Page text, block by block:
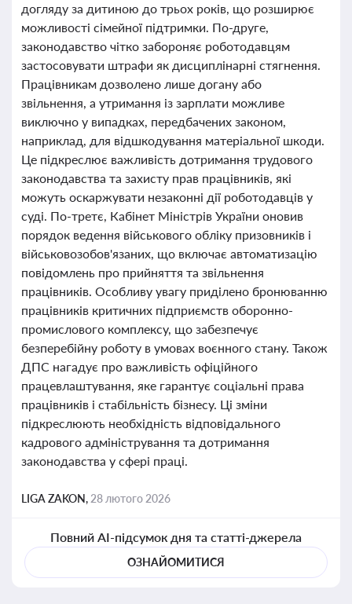
догляду за дитиною до трьох років, що розширює
можливості сімейної підтримки. По-друге,
законодавство чітко забороняє роботодавцям
застосовувати штрафи як дисциплінарні стягнення.
Працівникам дозволено лише догану або
звільнення, а утримання із зарплати можливе
виключно у випадках, передбачених законом,
наприклад, для відшкодування матеріальної шкоди.
Це підкреслює важливість дотримання трудового
законодавства та захисту прав працівників, які
можуть оскаржувати незаконні дії роботодавців у
суді. По-третє, Кабінет Міністрів України оновив
порядок ведення військового обліку призовників і
військовозобов'язаних, що включає автоматизацію
повідомлень про прийняття та звільнення
працівників. Особливу увагу приділено бронюванню
працівників критичних підприємств оборонно-
промислового комплексу, що забезпечує
безперебійну роботу в умовах воєнного стану. Також
ДПС нагадує про важливість офіційного
працевлаштування, яке гарантує соціальні права
працівників і стабільність бізнесу. Ці зміни
підкреслюють необхідність відповідального
кадрового адміністрування та дотримання
законодавства у сфері праці.
LIGA ZAKON, 28 лютого 2026
Повний AI-підсумок дня та статті-джерела
ОЗНАЙОМИТИСЯ